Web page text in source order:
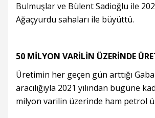
Bulmuşlar ve Bülent Sadioğlu ile
Ağaçyurdu sahaları ile büyüttü.
50 MİLYON VARİLİN ÜZERİNDE
Üretimin her geçen gün arttığı
aracılığıyla 2021 yılından bugüne
milyon varilin üzerinde ham petrol